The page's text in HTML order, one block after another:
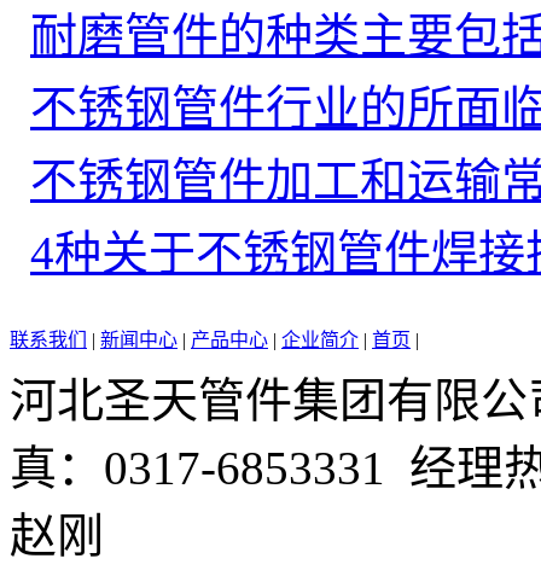
耐磨管件的种类主要包
不锈钢管件行业的所面
不锈钢管件加工和运输
4种关于不锈钢管件焊接
联系我们 | 新闻中心 | 产品中心 | 企业简介 | 首页 |
河北圣天管件集团有限
真：0317-6853331 经理
赵刚